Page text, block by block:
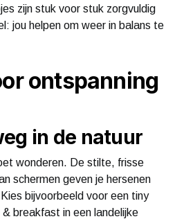
zijn stuk voor stuk zorgvuldig
jou helpen om weer in balans te
ontspanning
in de natuur
wonderen. De stilte, frisse
schermen geven je hersenen
bijvoorbeeld voor een tiny
breakfast in een landelijke